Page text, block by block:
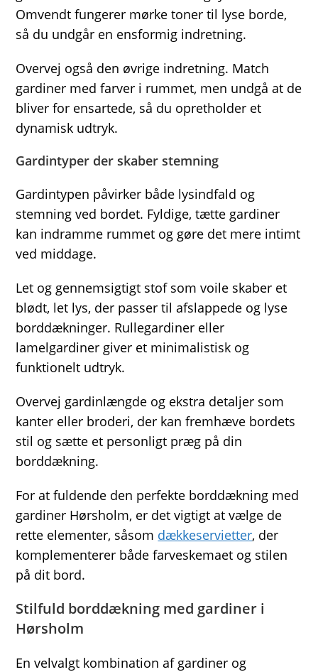
Omvendt fungerer mørke toner til lyse borde,
så du undgår en ensformig indretning.
Overvej også den øvrige indretning. Match
gardiner med farver i rummet, men undgå at de
bliver for ensartede, så du opretholder et
dynamisk udtryk.
Gardintyper der skaber stemning
Gardintypen påvirker både lysindfald og
stemning ved bordet. Fyldige, tætte gardiner
kan indramme rummet og gøre det mere intimt
ved middage.
Let og gennemsigtigt stof som voile skaber et
blødt, let lys, der passer til afslappede og lyse
borddækninger. Rullegardiner eller
lamelgardiner giver et minimalistisk og
funktionelt udtryk.
Overvej gardinlængde og ekstra detaljer som
kanter eller broderi, der kan fremhæve bordets
stil og sætte et personligt præg på din
borddækning.
For at fuldende den perfekte borddækning med
gardiner Hørsholm, er det vigtigt at vælge de
rette elementer, såsom dækkeservietter, der
komplementerer både farveskemaet og stilen
på dit bord.
Stilfuld borddækning med gardiner i
Hørsholm
En velvalgt kombination af gardiner og